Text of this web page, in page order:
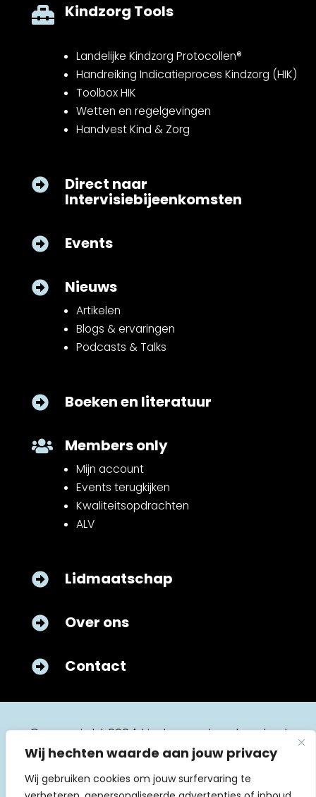
Wij hechten waarde aan jouw privacy
Wij gebruiken cookies om jouw surfervaring te
 Kindzorg Tools
Landelijke Kindzorg Protocollen®
Handreiking Indicatieproces Kindzorg (HIK)
Toolbox HIK
Wetten en regelgevingen
Handvest Kind & Zorg
 Direct naar
Intervisiebijeenkomsten
 Events
 Nieuws
Artikelen
Blogs & ervaringen
Podcasts & Talks
 Boeken en literatuur
 Members only
Mijn account
Events terugkijken
Kwaliteitsopdrachten
ALV
 Lidmaatschap
 Over ons
 Contact
© copyright 2024 kinderverpleegkunde.nl